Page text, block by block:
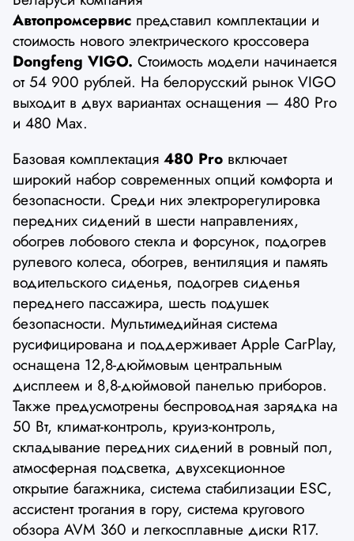
Автопромсервис представил комплектации и
стоимость нового электрического кроссовера
Dongfeng VIGO. Стоимость модели начинается
от 54 900 рублей. На белорусский рынок VIGO
выходит в двух вариантах оснащения — 480 Pro
и 480 Max.
Базовая комплектация 480 Pro включает
широкий набор современных опций комфорта и
безопасности. Среди них электрорегулировка
передних сидений в шести направлениях,
обогрев лобового стекла и форсунок, подогрев
рулевого колеса, обогрев, вентиляция и память
водительского сиденья, подогрев сиденья
переднего пассажира, шесть подушек
безопасности. Мультимедийная система
русифицирована и поддерживает Apple CarPlay,
оснащена 12,8-дюймовым центральным
дисплеем и 8,8-дюймовой панелью приборов.
Также предусмотрены беспроводная зарядка на
50 Вт, климат-контроль, круиз-контроль,
складывание передних сидений в ровный пол,
атмосферная подсветка, двухсекционное
открытие багажника, система стабилизации ESC,
ассистент трогания в гору, система кругового
обзора AVM 360 и легкосплавные диски R17.